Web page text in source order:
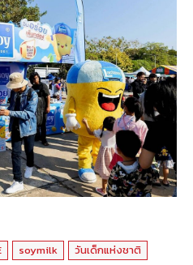
soymilk
วันเด็กแห่งชาติ